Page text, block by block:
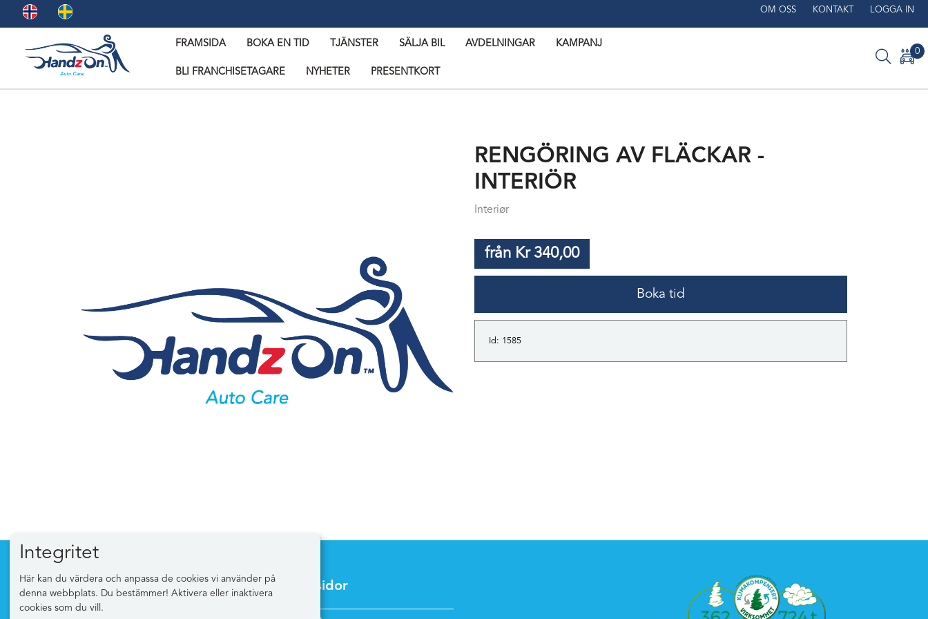
OM OSS KONTAKT LOGGA IN
FRAMSIDA BOKA EN TID TJÄNSTER SÄLJA BIL AVDELNINGAR KAMPANJ
BLI FRANCHISETAGARE NYHETER PRESENTKORT
0
RENGÖRING AV FLÄCKAR -
INTERIÖR
Interiør
från Kr 340,00
Boka tid
Id: 1585
Information Mina sidor
Integritet
Här kan du värdera och anpassa de cookies vi använder på
denna webbplats. Du bestämmer! Aktivera eller inaktivera
cookies som du vill.